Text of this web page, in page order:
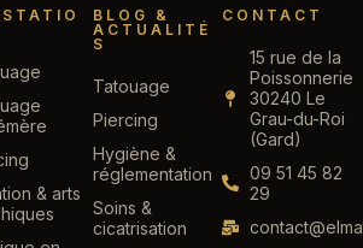
& arts
BLOG &
ACTUALITÉ
S
Tatouage
Piercing
Hygiène &
réglementation
Soins &
cicatrisation
CONTACT
15 rue de la
Poissonnerie
30240 Le
Grau-du-Roi
(Gard)
09 51 45 82
29